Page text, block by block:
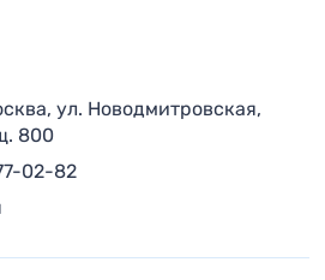
ул. Новодмитровская,
800
02-82